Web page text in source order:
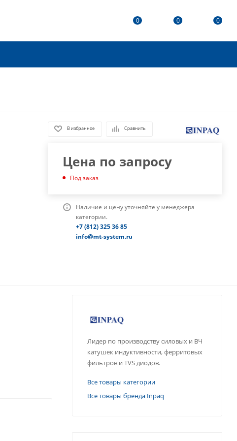
0 0 0
В избранное Сравнить
Цена по запросу
Под заказ
Наличие и цену уточняйте у менеджера
категории.
+7 (812) 325 36 85
info@mt-system.ru
Лидер по производству силовых и ВЧ
катушек индуктивности, ферритовых
фильтров и TVS диодов.
Все товары категории
Все товары бренда Inpaq